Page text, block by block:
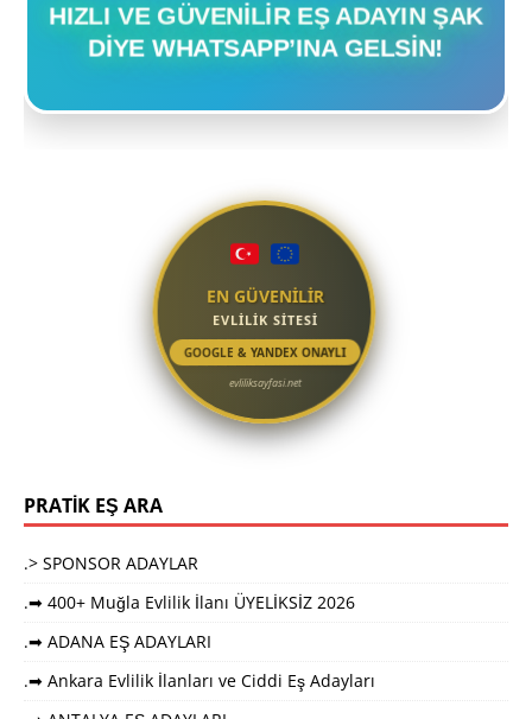
HIZLI VE GÜVENILIR EŞ ADAYIN ŞAK
DIYE WHATSAPP’INA GELSIN!
EN GÜVENİLİR
EVLİLİK SİTESİ
GOOGLE & YANDEX ONAYLI
evliliksayfasi.net
PRATİK EŞ ARA
.> SPONSOR ADAYLAR
.➡ 400+ Muğla Evlilik İlanı ÜYELİKSİZ 2026
.➡ ADANA EŞ ADAYLARI
.➡ Ankara Evlilik İlanları ve Ciddi Eş Adayları